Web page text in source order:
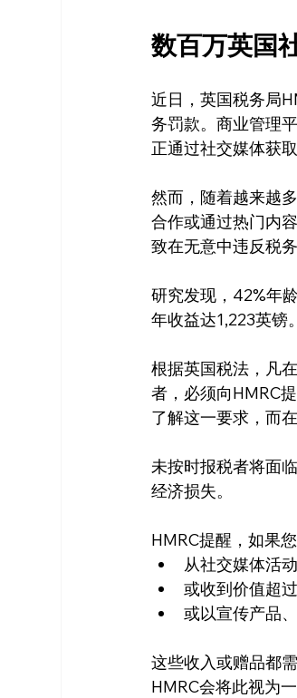
数百万英国
近日，英国税务局
务罚款。商业管理
正通过社交媒体获
然而，随着越来越
合作或通过热门内
致在无意中违反税务
研究发现，42%年
年收益达1,223英镑
根据英国税法，凡
者，必须向HMRC
了解这一要求，而
未按时报税者将面
经济损失。
HMRC提醒，如果
从社交媒体活
或收到价值超
或以宣传产品
这些收入或赠品都
HMRC会将此视为